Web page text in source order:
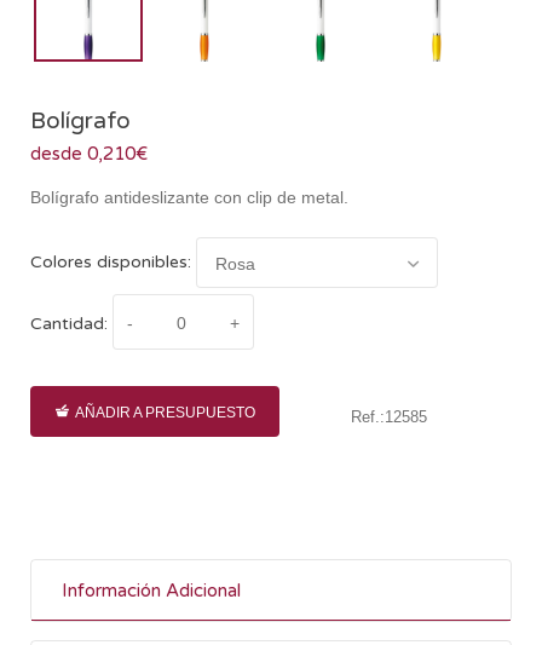
Bolígrafo
desde 0,210€
Bolígrafo antideslizante con clip de metal.
Colores disponibles:
Cantidad:
AÑADIR A PRESUPUESTO Ref.:12585
Información Adicional